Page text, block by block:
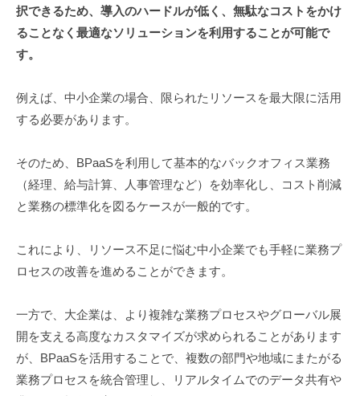
択できるため、導入のハードルが低く、無駄なコストをかけ
ることなく最適なソリューションを利用することが可能で
す。
例えば、中小企業の場合、限られたリソースを最大限に活用
する必要があります。
そのため、BPaaSを利用して基本的なバックオフィス業務
（経理、給与計算、人事管理など）を効率化し、コスト削減
と業務の標準化を図るケースが一般的です。
これにより、リソース不足に悩む中小企業でも手軽に業務プ
ロセスの改善を進めることができます。
一方で、大企業は、より複雑な業務プロセスやグローバル展
開を支える高度なカスタマイズが求められることがあります
が、BPaaSを活用することで、複数の部門や地域にまたがる
業務プロセスを統合管理し、リアルタイムでのデータ共有や